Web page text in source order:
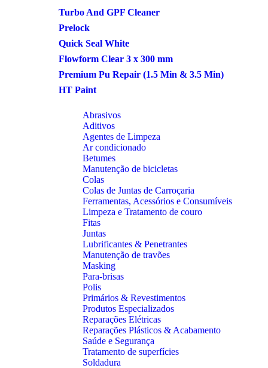
Turbo And GPF Cleaner
Prelock
Quick Seal White
Flowform Clear 3 x 300 mm
Premium Pu Repair (1.5 Min & 3.5 Min)
HT Paint
Abrasivos
Aditivos
Agentes de Limpeza
Ar condicionado
Betumes
Manutenção de bicicletas
Colas
Colas de Juntas de Carroçaria
Ferramentas, Acessórios e Consumíveis
Limpeza e Tratamento de couro
Fitas
Juntas
Lubrificantes & Penetrantes
Manutenção de travões
Masking
Para-brisas
Polis
Primários & Revestimentos
Produtos Especializados
Reparações Elétricas
Reparações Plásticos & Acabamento
Saúde e Segurança
Tratamento de superfícies
Soldadura